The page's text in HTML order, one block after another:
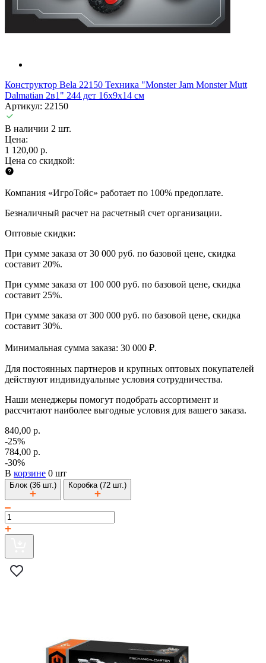
Конструктор Bela 22150 Техника "Monster Jam Monster Mutt
Dalmatian 2в1" 244 дет 16х9х14 см
Артикул: 22150
В наличии 2 шт.
Цена:
1 120,00 р.
Цена со скидкой:
Компания «ИгроТойс» работает по 100% предоплате.
Безналичный расчет на расчетный счет организации.
Оптовые скидки:
При сумме заказа от 30 000 руб. по базовой цене, скидка
составит 20%.
При сумме заказа от 100 000 руб. по базовой цене, скидка
составит 25%.
При сумме заказа от 300 000 руб. по базовой цене, скидка
составит 30%.
Минимальная сумма заказа: 30 000 ₽.
Для постоянных партнеров и крупных оптовых покупателей
действуют индивидуальные условия сотрудничества.
Наши менеджеры помогут подобрать ассортимент и
рассчитают наиболее выгодные условия для вашего заказа.
840,00 р.
-25%
784,00 р.
-30%
В корзине 0 шт
Блок (36 шт.) Коробка (72 шт.)